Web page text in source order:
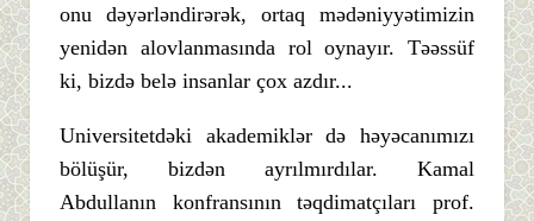
onu dəyərləndirərək, ortaq mədəniyyətimizin
yenidən alovlanmasında rol oynayır. Təəssüf
ki, bizdə belə insanlar çox azdır...
Universitetdəki akademiklər də həyəcanımızı
bölüşür, bizdən ayrılmırdılar. Kamal
Abdullanın konfransının təqdimatçıları prof.